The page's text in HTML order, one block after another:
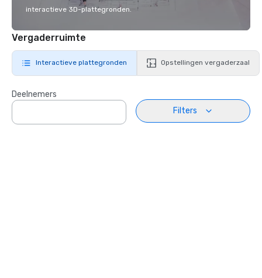
interactieve 3D-plattegronden.
Vergaderruimte
Interactieve plattegronden Opstellingen vergaderzaal
Deelnemers
Filters